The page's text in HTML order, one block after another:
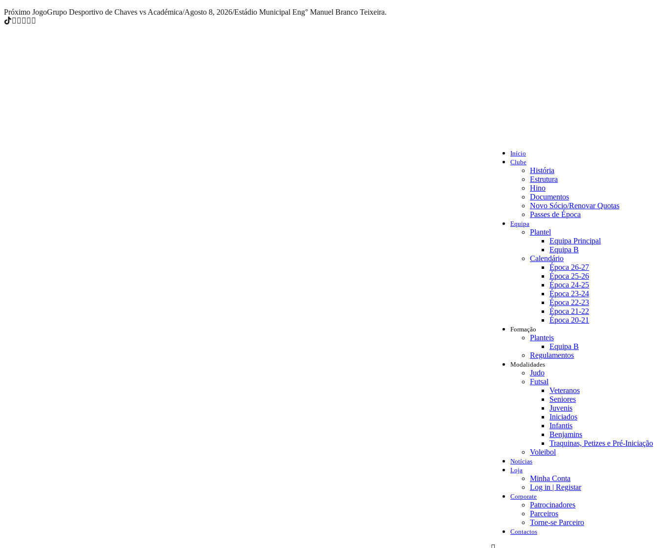
Próximo JogoGrupo Desportivo de Chaves vs Académica/Agosto 8, 2026/Estádio Municipal Eng° Manuel Branco Teixeira.
Início
Clube
História
Estrutura
Hino
Documentos
Novo Sócio/Renovar Quotas
Passes de Época
Equipa
Plantel
Equipa Principal
Equipa B
Calendário
Época 26-27
Época 25-26
Época 24-25
Época 23-24
Época 22-23
Época 21-22
Época 20-21
Formação
Planteis
Equipa B
Regulamentos
Modalidades
Judo
Futsal
Veteranos
Seniores
Juvenis
Iniciados
Infantis
Benjamins
Traquinas, Petizes e Pré-Iniciação
Voleibol
Notícias
Loja
Minha Conta
Log in | Registar
Corporate
Patrocinadores
Parceiros
Torne-se Parceiro
Contactos